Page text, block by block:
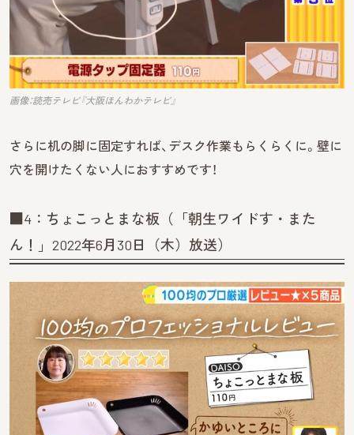
画像：読売テレビ『大阪ほんわかテレビ』
さらに机の脚に固定すれば、デスク作業もらくらくに。壁に
穴を開けたくない人におすすめです！
■4：ちょこっとまな板（「朝生ワイドす・また
ん！」2022年6月30日（木）放送）